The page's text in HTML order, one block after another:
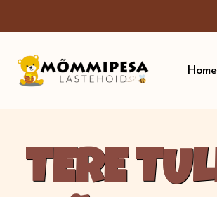
Home
TERE